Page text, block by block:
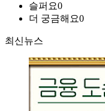
슬퍼요0
더 궁금해요0
최신뉴스